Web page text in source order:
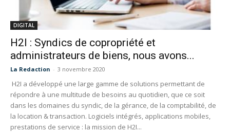
DIGITAL
H2I : Syndics de copropriété et
administrateurs de biens, nous avons...
La Redaction - 3 novembre 2020
H2I a développé une large gamme de solutions permettant de
répondre à une multitude de besoins au quotidien, que ce soit
dans les domaines du syndic, de la gérance, de la comptabilité, de
la location & transaction. Logiciels intégrés, applications mobiles,
prestations de service : la mission de H2I...